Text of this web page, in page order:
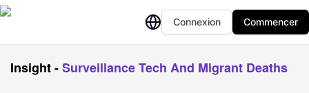
Connexion Commencer
Insight-Surveillance Tech And Migrant Deaths